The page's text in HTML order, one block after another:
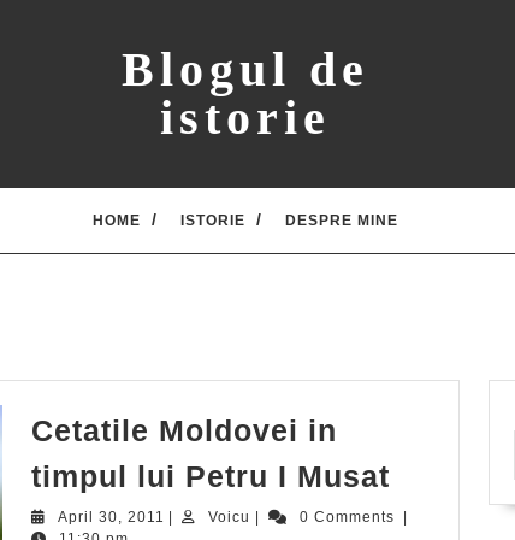
Blogul de
istorie
HOME ISTORIE DESPRE MINE
Cetatile Moldovei in
timpul lui Petru I Musat
April 30, 2011 April
Voicu Voicu 0 Comments